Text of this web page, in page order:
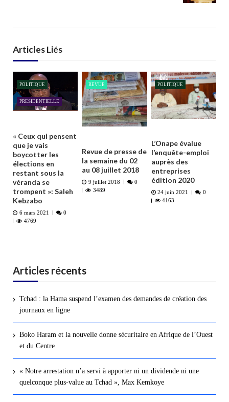
Articles Liés
POLITIQUE
PRESIDENTIELLE
« Ceux qui pensent
que je vais
boycotter les
élections en
restant sous la
véranda se
trompent »: Saleh
Kebzabo
6 mars 2021
0
4769
REVUE
Revue de presse de
la semaine du 02
au 08 juillet 2018
9 juillet 2018
0
3489
POLITIQUE
L’Onape évalue
l’enquête-emploi
auprès des
entreprises
édition 2020
24 juin 2021
0
4163
Articles récents
Tchad : la Hama suspend l’examen des demandes de création des
journaux en ligne
Boko Haram et la nouvelle donne sécuritaire en Afrique de l’Ouest
et du Centre
« Notre arrestation n’a servi à apporter ni un dividende ni une
quelconque plus-value au Tchad », Max Kemkoye